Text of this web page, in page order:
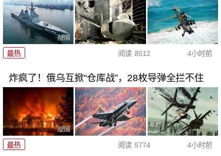
最热 阅读 8512 4小时前
炸疯了！俄乌互掀“仓库战”，28枚导弹全拦不住
最热 阅读 5774 4小时前